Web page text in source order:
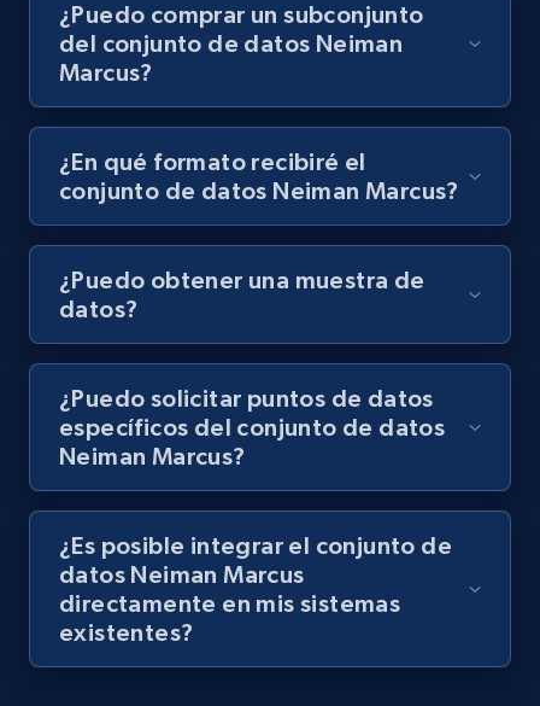
¿Puedo comprar un subconjunto
del conjunto de datos Neiman
Marcus?
¿En qué formato recibiré el
conjunto de datos Neiman Marcus?
¿Puedo obtener una muestra de
datos?
¿Puedo solicitar puntos de datos
específicos del conjunto de datos
Neiman Marcus?
¿Es posible integrar el conjunto de
datos Neiman Marcus
directamente en mis sistemas
existentes?